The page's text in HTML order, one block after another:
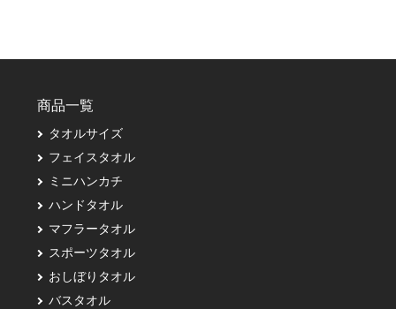
商品一覧
タオルサイズ
フェイスタオル
ミニハンカチ
ハンドタオル
マフラータオル
スポーツタオル
おしぼりタオル
バスタオル